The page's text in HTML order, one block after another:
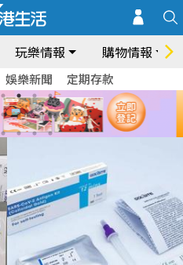
玩樂情報 購物情報
娛樂新聞 定期存款